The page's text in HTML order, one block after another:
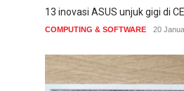
13 inovasi ASUS unjuk gigi di
COMPUTING & SOFTWARE 20